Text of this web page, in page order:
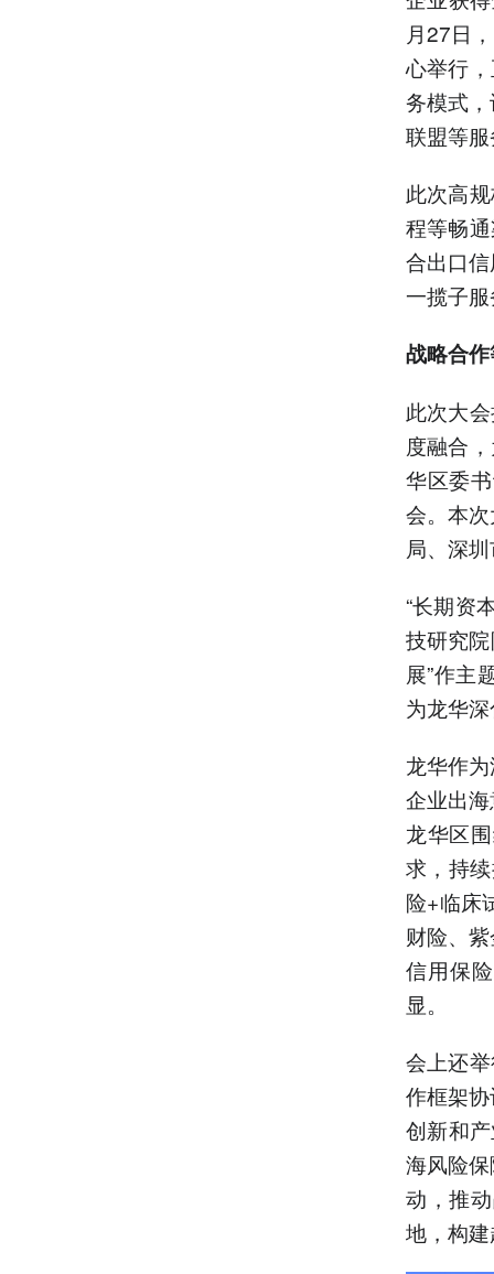
月27日
心举行，
务模式
联盟等
此次高
程等畅
合出口
一揽子
战略合
此次大
度融合
华区委
会。本
局、深
“长期资
技研究
展”作主
为龙华
龙华作
企业出
龙华区
求，持
险+临床
财险、
信用保
显。
会上还
作框架
创新和
海风险
动，推
地，构